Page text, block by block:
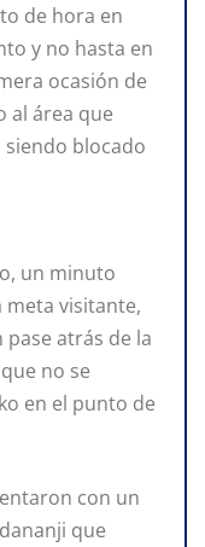
de hora en
y no hasta en
ocasión de
al área que
siendo blocado
un minuto
meta visitante,
atrás de la
no se
en el punto de
con un
que